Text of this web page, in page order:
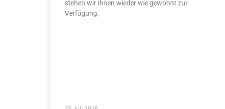
stehen wir Ihnen wieder wie gewohnt zur
Verfügung.